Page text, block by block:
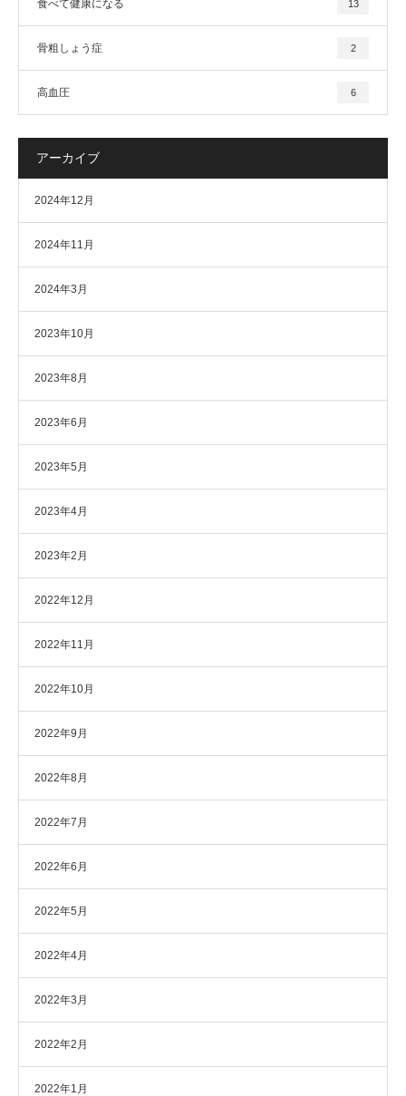
食べて健康になる 13
骨粗しょう症 2
高血圧 6
アーカイブ
2024年12月
2024年11月
2024年3月
2023年10月
2023年8月
2023年6月
2023年5月
2023年4月
2023年2月
2022年12月
2022年11月
2022年10月
2022年9月
2022年8月
2022年7月
2022年6月
2022年5月
2022年4月
2022年3月
2022年2月
2022年1月